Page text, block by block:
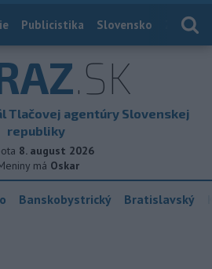
Publicistika Slovensko
.SK
Tlačovej agentúry Slovenskej
republiky
8. august 2026
má Oskar
Banskobystrický Bratislavský